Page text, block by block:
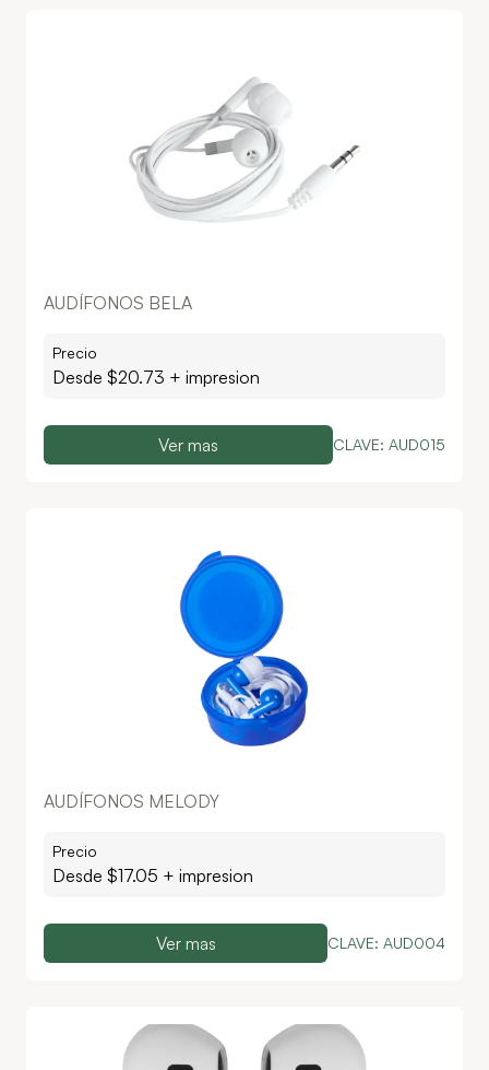
AUDÍFONOS BELA
Precio
Desde $20.73 + impresion
Ver mas CLAVE: AUD015
AUDÍFONOS MELODY
Precio
Desde $17.05 + impresion
Ver mas CLAVE: AUD004